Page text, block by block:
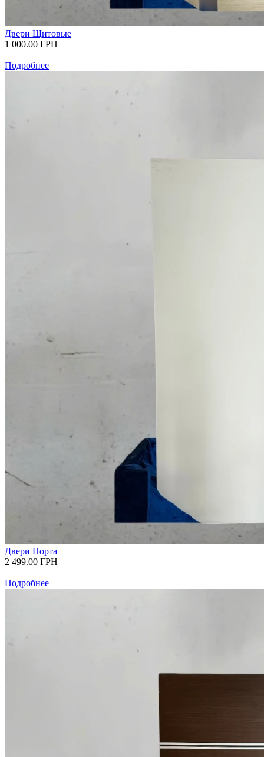
Двери Щитовые
1 000.00 ГРН
Подробнее
Двери Порта
2 499.00 ГРН
Подробнее